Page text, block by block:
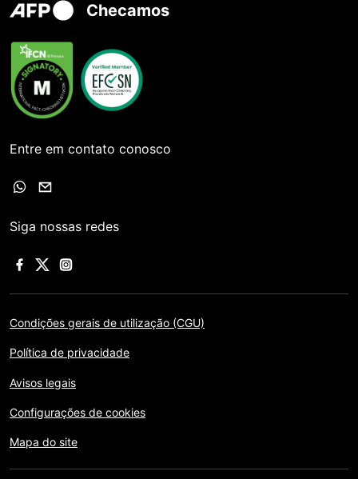
Checamos
Entre em contato conosco
Siga nossas redes
Condições gerais de utilização (CGU)
Política de privacidade
Avisos legais
Configurações de cookies
Mapa do site